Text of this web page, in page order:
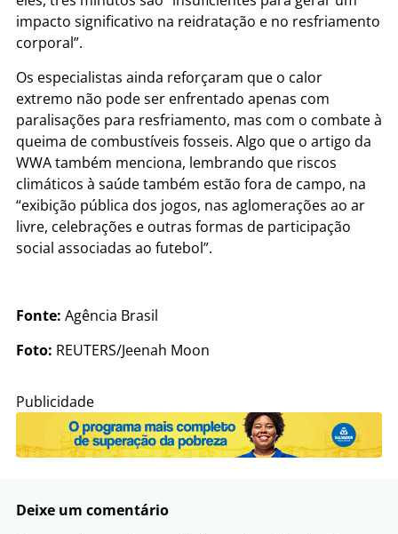
impacto significativo na reidratação e no resfriamento
corporal”.
Os especialistas ainda reforçaram que o calor
extremo não pode ser enfrentado apenas com
paralisações para resfriamento, mas com o combate à
queima de combustíveis fosseis. Algo que o artigo da
WWA também menciona, lembrando que riscos
climáticos à saúde também estão fora de campo, na
“exibição pública dos jogos, nas aglomerações ao ar
livre, celebrações e outras formas de participação
social associadas ao futebol”.
Fonte: Agência Brasil
Foto: REUTERS/Jeenah Moon
Publicidade
Deixe um comentário